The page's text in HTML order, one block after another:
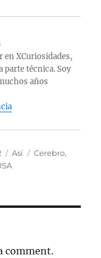
en XCuriosidades,
parte técnica. Soy
años
Categories
Así Tags
Cerebro,
comment.